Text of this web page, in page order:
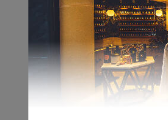
HAIR MIST
Inspired by VIRGIN
ISLAND WATER
11,00€
ΚΡΕΜΕΣ
ΟΣ
Inspired by
Girl
7,00€
12,00